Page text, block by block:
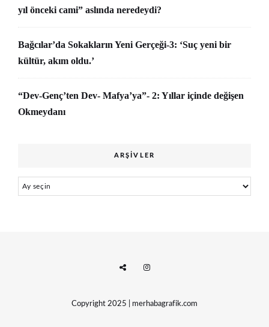
yıl önceki cami” aslında neredeydi?
Bağcılar’da Sokakların Yeni Gerçeği-3: ‘Suç yeni bir
kültür, akım oldu.’
“Dev-Genç’ten Dev- Mafya’ya”- 2: Yıllar içinde değişen
Okmeydanı
ARŞIVLER
Arşivler
Copyright 2025 | merhabagrafik.com